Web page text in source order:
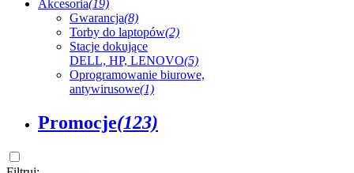
Akcesoria(19)
Gwarancja(8)
Torby do laptopów(2)
Stacje dokujące
DELL, HP, LENOVO(5)
Oprogramowanie biurowe,
antywirusowe(1)
Promocje(123)